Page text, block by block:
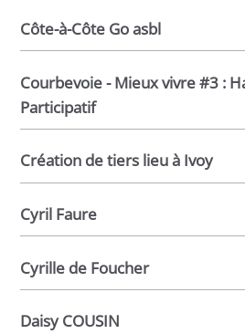
Côte-à-Côte Go asbl
Courbevoie - Mieux vivre #3 :
Participatif
Création de tiers lieu à Ivoy
Cyril Faure
Cyrille de Foucher
Daisy COUSIN